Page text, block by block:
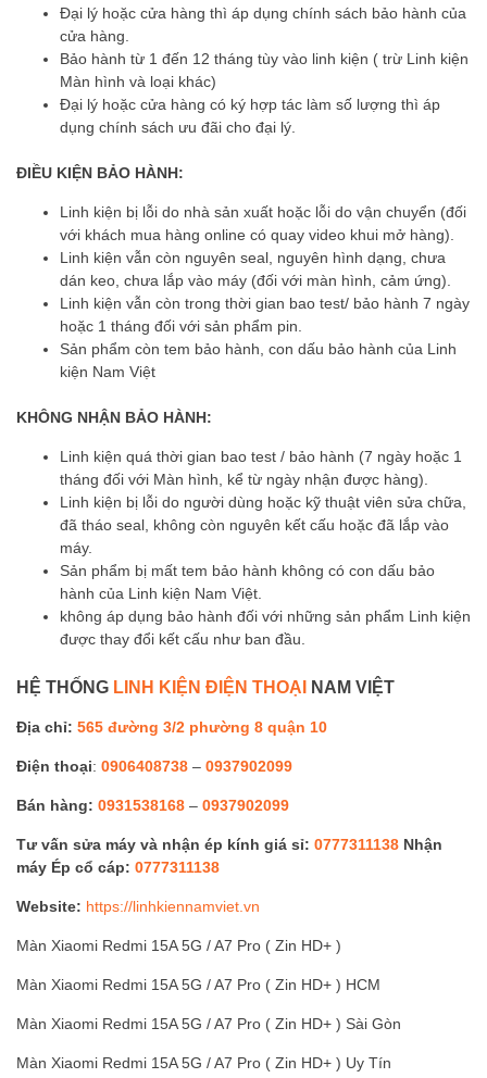
Đại lý hoặc cửa hàng thì áp dụng chính sách bảo hành của
cửa hàng.
Bảo hành từ 1 đến 12 tháng tùy vào linh kiện ( trừ Linh kiện
Màn hình và loại khác)
Đại lý hoặc cửa hàng có ký hợp tác làm số lượng thì áp
dụng chính sách ưu đãi cho đại lý.
ĐIỀU KIỆN BẢO HÀNH:
Linh kiện bị lỗi do nhà sản xuất hoặc lỗi do vận chuyển (đối
với khách mua hàng online có quay video khui mở hàng).
Linh kiện vẫn còn nguyên seal, nguyên hình dạng, chưa
dán keo, chưa lắp vào máy (đối với màn hình, cảm ứng).
Linh kiện vẫn còn trong thời gian bao test/ bảo hành 7 ngày
hoặc 1 tháng đối với sản phẩm pin.
Sản phẩm còn tem bảo hành, con dấu bảo hành của Linh
kiện Nam Việt
KHÔNG NHẬN BẢO HÀNH:
Linh kiện quá thời gian bao test / bảo hành (7 ngày hoặc 1
tháng đối với Màn hình, kể từ ngày nhận được hàng).
Linh kiện bị lỗi do người dùng hoặc kỹ thuật viên sửa chữa,
đã tháo seal, không còn nguyên kết cấu hoặc đã lắp vào
máy.
Sản phẩm bị mất tem bảo hành không có con dấu bảo
hành của Linh kiện Nam Việt.
không áp dụng bảo hành đối với những sản phẩm Linh kiện
được thay đổi kết cấu như ban đầu.
HỆ THỐNG LINH KIỆN ĐIỆN THOẠI NAM VIỆT
Địa chỉ: 565 đường 3/2 phường 8 quận 10
Điện thoại: 0906408738 – 0937902099
Bán hàng: 0931538168 – 0937902099
Tư vấn sửa máy và nhận ép kính giá sỉ: 0777311138 Nhận
máy Ép cổ cáp: 0777311138
Website: https://linhkiennamviet.vn
Màn Xiaomi Redmi 15A 5G / A7 Pro ( Zin HD+ )
Màn Xiaomi Redmi 15A 5G / A7 Pro ( Zin HD+ ) HCM
Màn Xiaomi Redmi 15A 5G / A7 Pro ( Zin HD+ ) Sài Gòn
Màn Xiaomi Redmi 15A 5G / A7 Pro ( Zin HD+ ) Uy Tín